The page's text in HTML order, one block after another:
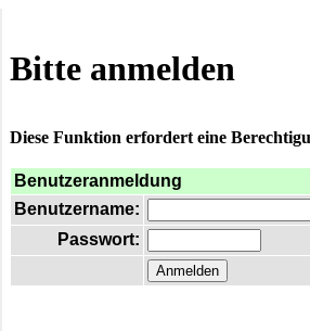
Bitte anmelden
Diese Funktion erfordert eine
Benutzeranmeldung
Benutzername:
Passwort: